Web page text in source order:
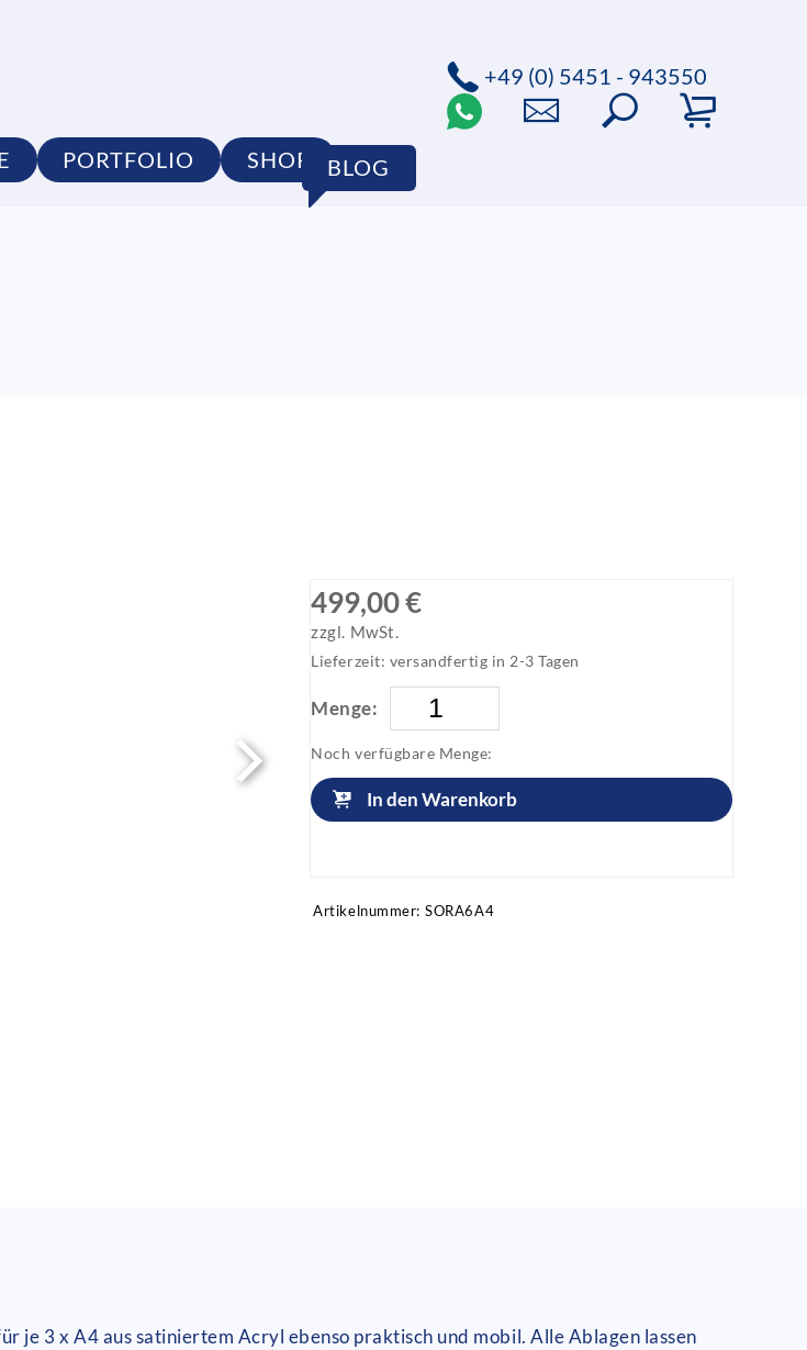
PORTFOLIO SHOP BLOG
+49 (0) 5451 - 943550
499,00 €
zzgl. MwSt.
Lieferzeit: versandfertig in 2-3 Tagen
Menge:
Noch verfügbare Menge:
In den Warenkorb
Artikelnummer: SORA6A4
je 3 x A4 aus satiniertem Acryl ebenso praktisch und mobil. Alle Ablagen lassen